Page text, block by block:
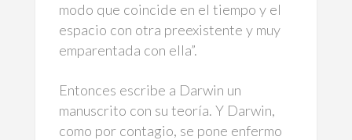
modo que coincide en el tiempo y el
espacio con otra preexistente y muy
emparentada con ella”.
Entonces escribe a Darwin un
manuscrito con su teoría. Y Darwin,
como por contagio, se pone enfermo